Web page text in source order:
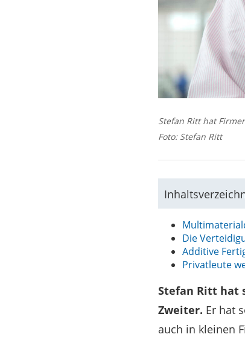
Stefan Ritt hat
Foto: Stefan Ritt
Die
Additive
Privatleute
Stefan Ritt hat
Zweiter. Er hat
auch in kleinen